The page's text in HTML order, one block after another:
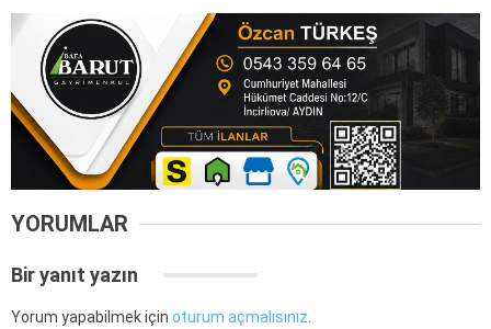
YORUMLAR
Bir yanıt yazın
Yorum yapabilmek için oturum açmalısınız